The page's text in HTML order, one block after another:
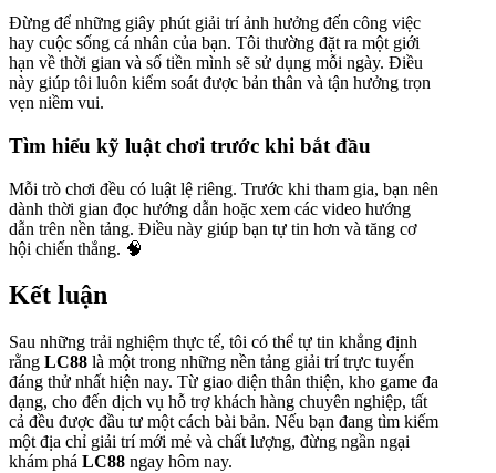
Đừng để những giây phút giải trí ảnh hưởng đến công việc
hay cuộc sống cá nhân của bạn. Tôi thường đặt ra một giới
hạn về thời gian và số tiền mình sẽ sử dụng mỗi ngày. Điều
này giúp tôi luôn kiểm soát được bản thân và tận hưởng trọn
vẹn niềm vui.
Tìm hiểu kỹ luật chơi trước khi bắt đầu
Mỗi trò chơi đều có luật lệ riêng. Trước khi tham gia, bạn nên
dành thời gian đọc hướng dẫn hoặc xem các video hướng
dẫn trên nền tảng. Điều này giúp bạn tự tin hơn và tăng cơ
hội chiến thắng. 🧠
Kết luận
Sau những trải nghiệm thực tế, tôi có thể tự tin khẳng định
rằng LC88 là một trong những nền tảng giải trí trực tuyến
đáng thử nhất hiện nay. Từ giao diện thân thiện, kho game đa
dạng, cho đến dịch vụ hỗ trợ khách hàng chuyên nghiệp, tất
cả đều được đầu tư một cách bài bản. Nếu bạn đang tìm kiếm
một địa chỉ giải trí mới mẻ và chất lượng, đừng ngần ngại
khám phá LC88 ngay hôm nay.